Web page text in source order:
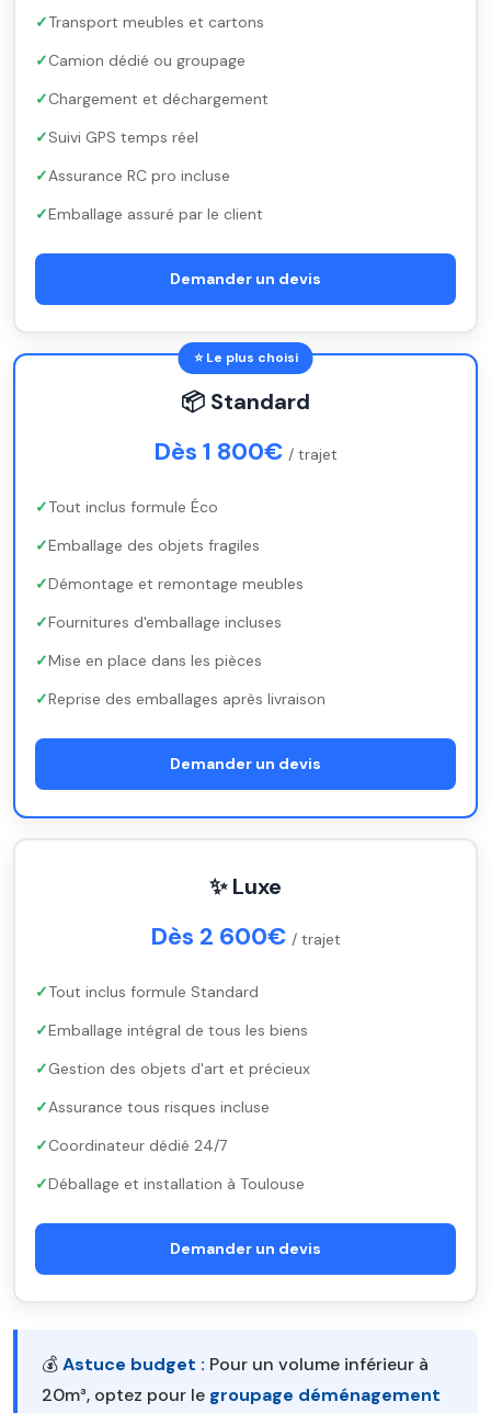
Transport meubles et cartons
Camion dédié ou groupage
Chargement et déchargement
Suivi GPS temps réel
Assurance RC pro incluse
Emballage assuré par le client
Demander un devis
⭐ Le plus choisi
📦 Standard
Dès 1 800€ / trajet
Tout inclus formule Éco
Emballage des objets fragiles
Démontage et remontage meubles
Fournitures d'emballage incluses
Mise en place dans les pièces
Reprise des emballages après livraison
Demander un devis
✨ Luxe
Dès 2 600€ / trajet
Tout inclus formule Standard
Emballage intégral de tous les biens
Gestion des objets d'art et précieux
Assurance tous risques incluse
Coordinateur dédié 24/7
Déballage et installation à Toulouse
Demander un devis
💰Astuce budget : Pour un volume inférieur à
20m³, optez pour le groupage déménagement